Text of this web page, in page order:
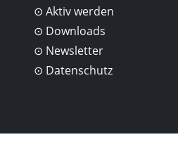
Aktiv werden
Downloads
Newsletter
Datenschutz